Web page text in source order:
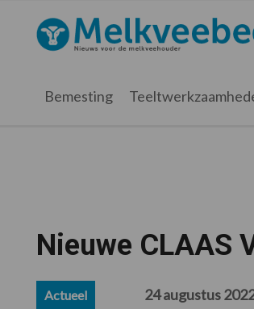
hoofdnavigatie
hoofd
eerste
voettekst
Melkveebedrijf.nl
Bemesting
Nieuwe CLAAS
Actueel 24 augustus